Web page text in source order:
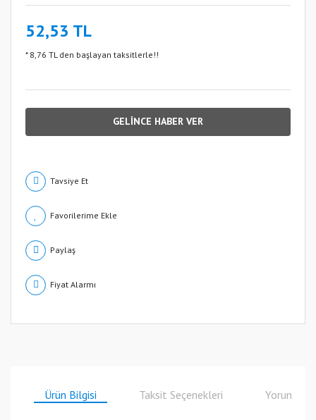
52,53 TL
* 8,76 TL den başlayan taksitlerle!!
GELİNCE HABER VER
Tavsiye Et
Paylaş
Fiyat Alarmı
Ürün Bilgisi Taksit Seçenekleri Yorumlar